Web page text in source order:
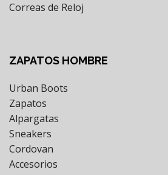
Correas de Reloj
ZAPATOS HOMBRE
Urban Boots
Zapatos
Alpargatas
Sneakers
Cordovan
Accesorios